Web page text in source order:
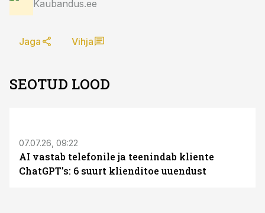
Kaubandus.ee
Jaga Vihja
SEOTUD LOOD
07.07.26, 09:22
AI vastab telefonile ja teenindab kliente
ChatGPT’s: 6 suurt klienditoe uuendust